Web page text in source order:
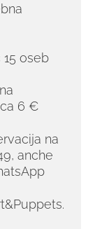
oseb
6 €
na
anche